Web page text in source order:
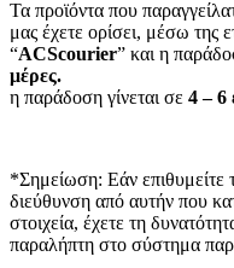
Τα προϊόντα που
μας έχετε ορίσει, μέσω της
“ACScourier” και η
η παράδοση γίνεται σε 4 – 6
*Σημείωση: Εάν επιθυμείτε
διεύθυνση από αυτήν που
στοιχεία, έχετε τη
παραλήπτη στο σύστημα